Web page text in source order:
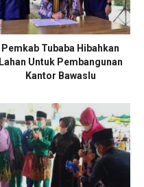
Pemkab Tubaba Hibahkan
Lahan Untuk Pembangunan
Kantor Bawaslu